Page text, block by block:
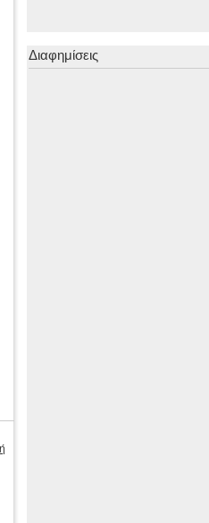
Διαφημίσεις